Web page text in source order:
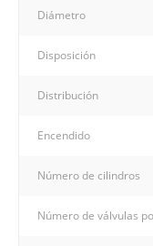
Diámetro
Disposición
Distribución
Encendido
Número de cilindros
Número de válvulas